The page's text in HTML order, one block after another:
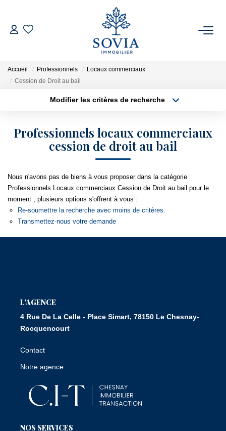
ACHETER
FAIRE GÉRER
NOTRE AGENCE
Qui Sommes Nous
Notre Équipe
Accueil Professionnels
Locaux commerciaux
Cession de Droit au bail
Modifier les critères de recherche
Type de bien
Surface min
Créer une alerte
Professionnels locaux commerciaux
cession de droit au bail
Nous n'avons pas de biens à vous proposer dans la catégorie
Professionnels Locaux commerciaux Cession de Droit au bail pour le
moment , plusieurs options s'offrent à vous :
Re-soumettre la recherche avec moins de critères.
Transmettez-nous votre demande
L'AGENCE
4 Rue De La Celle - Place Simart, 78150 Le Chesnay-
Rocquencourt
Contact
Notre agence
NOS SERVICES